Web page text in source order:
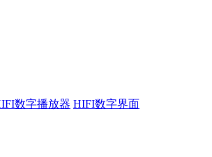
数字播放器 HIFI数字界面